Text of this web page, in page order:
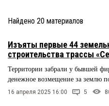
ПРОИСШЕСТВИЯ
СТИЛЬ ЖИЗНИ
Найдено 20 материалов
Изъяты первые 44
строительства трассы
Территории забрали у бывшей
денежное возмещение за землю
16 апреля 2025 16:00 5